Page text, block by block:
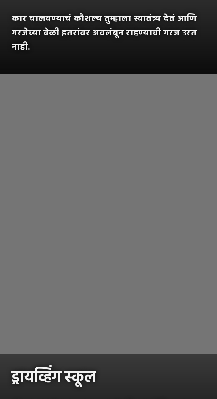
कार चालवण्याचं कौशल्य तुम्हाला स्वातंत्र्य देतं आणि
गरजेच्या वेळी इतरांवर अवलंबून राहण्याची गरज उरत
नाही.
ड्रायव्हिंग स्कूल